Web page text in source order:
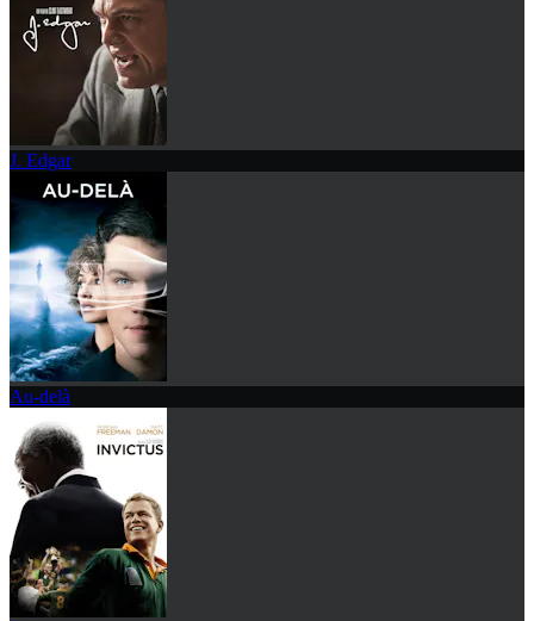
J. Edgar
Au-delà